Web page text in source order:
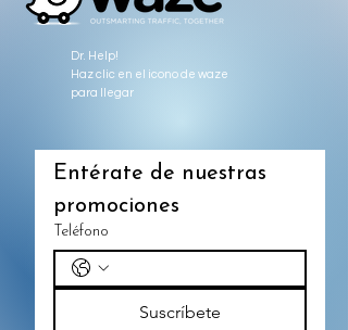
Dr. Help!
Haz clic en el icono de waze
para llegar
Entérate de nuestras
promociones
Teléfono
Suscríbete